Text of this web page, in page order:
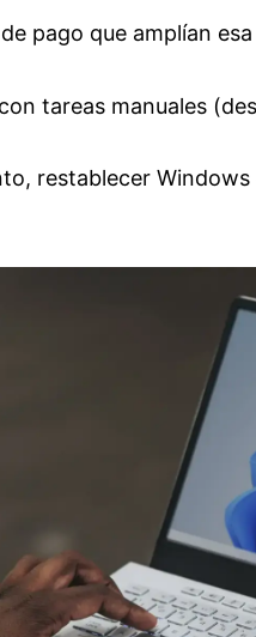
pago que amplían
tareas manuales
restablecer